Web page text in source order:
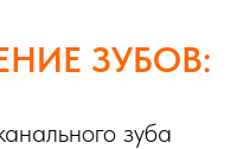
ЗУБОВ:
зуба